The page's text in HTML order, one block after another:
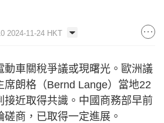
2024-11-24 HKT
動車關稅爭議或現曙光。歐洲議
席朗格（Bernd Lange）當地22
接近取得共識。中國商務部早前
商，已取得一定進展。